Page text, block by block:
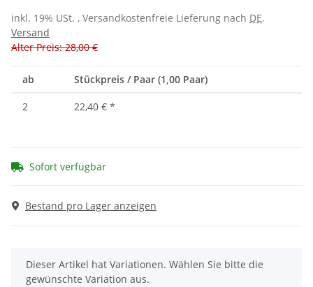
inkl. 19% USt. , Versandkostenfreie Lieferung nach DE.
Versand
Alter Preis: 28,00 €
ab Stückpreis / Paar (1,00 Paar)
2 22,40 € *
Sofort verfügbar
Bestand pro Lager anzeigen
x
Dieser Artikel hat Variationen. Wählen Sie bitte die
gewünschte Variation aus.